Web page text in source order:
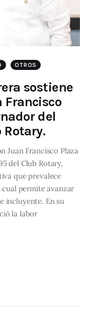
OTROS
sostiene
Francisco
del
Juan Francisco Plaza
del Club Rotary,
que prevalece
permite avanzar
incluyente. En su
la labor